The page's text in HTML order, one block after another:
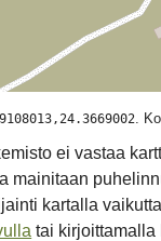
.
ei vastaa
mainitaan
kartalla
tai kirjoittamalla